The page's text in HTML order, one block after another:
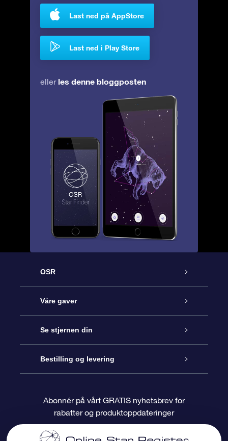
Last ned på AppStore
Last ned i Play Store
eller les denne bloggposten
OSR
Kundeservice
Kontakt oss
Bloggen
Anmeldelser
Våre gaver
Online Stjernegave
OSR Gavepakke
OSR-gavekortet
Se stjernen din
Star Register
Pesontilpasset stjerneside
Bestilling og levering
Betalingsinformasjon
Abonnér på vårt GRATIS nyhetsbrev for
rabatter og produktoppdateringer